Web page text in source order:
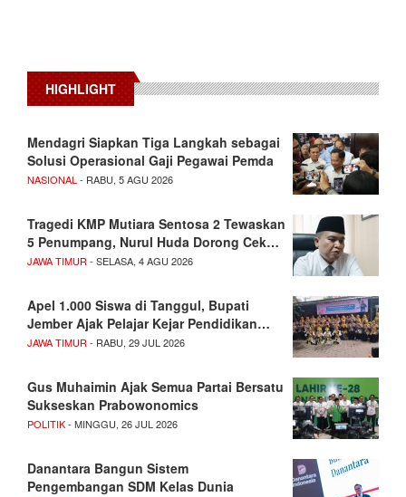
HIGHLIGHT
Mendagri Siapkan Tiga Langkah sebagai
Solusi Operasional Gaji Pegawai Pemda
NASIONAL- RABU, 5 AGU 2026
Tragedi KMP Mutiara Sentosa 2 Tewaskan
5 Penumpang, Nurul Huda Dorong Cek…
JAWA TIMUR- SELASA, 4 AGU 2026
Apel 1.000 Siswa di Tanggul, Bupati
Jember Ajak Pelajar Kejar Pendidikan…
JAWA TIMUR- RABU, 29 JUL 2026
Gus Muhaimin Ajak Semua Partai Bersatu
Sukseskan Prabowonomics
POLITIK- MINGGU, 26 JUL 2026
Danantara Bangun Sistem
Pengembangan SDM Kelas Dunia